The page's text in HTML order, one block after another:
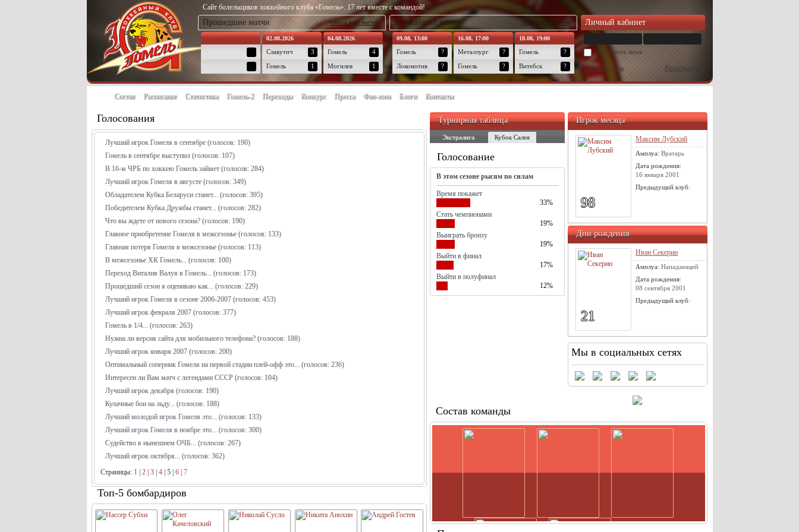
Сайт болельщиков хоккейного клуба «Гомель». 17 лет вместе с командой!
Прошедшие матчи список всех матчей
02.08.2026
Славутич
3
Гомель
1
04.08.2026
Гомель
4
Могилев
1
Ближайшие матчи список всех матчей
09.08, 13:00
Гомель
?
Локомотив
?
16.08, 17:00
Металлург
?
Гомель
?
18.08, 19:00
Гомель
?
Витебск
?
Личный кабинет
Запомнить меня
Забыл пароль Регистрация
Состав Расписание Статистика Гомель-2 Переходы Конкурс Пресса Фан-зона Блоги Контакты
Голосования
Лучший игрок Гомеля в сентябре (голосов: 190)
Гомель в сентябре выступил (голосов: 107)
В 16-м ЧРБ по хоккею Гомель займет (голосов: 284)
Лучший игрок Гомеля в августе (голосов: 349)
Обладателем Кубка Беларуси станет... (голосов: 395)
Победителем Кубка Дружбы станет... (голосов: 282)
Что вы ждете от нового сезона? (голосов: 190)
Главное приобретение Гомеля в межсезонье (голосов: 133)
Главная потеря Гомеля в межсезонье (голосов: 113)
В межсезонье ХК Гомель... (голосов: 100)
Переход Виталия Валуя в Гомель... (голосов: 173)
Прошедший сезон я оцениваю как... (голосов: 229)
Лучший игрок Гомеля в сезоне 2006-2007 (голосов: 453)
Лучший игрок февраля 2007 (голосов: 377)
Гомель в 1/4... (голосов: 263)
Нужна ли версия сайта для мобильного телефона? (голосов: 188)
Лучший игрок января 2007 (голосов: 200)
Оптимальный соперник Гомеля на первой стадии плей-офф это... (голосов: 236)
Интересен ли Вам матч с легендами СССР (голосов: 104)
Лучший игрок декабря (голосов: 190)
Кулачные бои на льду... (голосов: 188)
Лучший молодой игрок Гомеля это... (голосов: 133)
Лучший игрок Гомеля в ноябре это... (голосов: 300)
Судейство в нынешнем ОЧБ... (голосов: 267)
Лучший игрок октября... (голосов: 362)
Страницы: 1 2| 3| 4| 5| 6| 7
Топ-5 бомбардиров
Турнирная таблица
Экстралига Кубок Салея
Голосование
В этом сезоне рысям по силам
Время покажет
33%
Стать чемпионами
19%
Выиграть бронзу
19%
Выйти в финал
17%
Выйти в полуфинал
12%
Игрок месяца
98
Максим Лубский
Амплуа:Вратарь
Дата рождения:
16 января 2001
Предыдущий клуб:
Дни рождения
21
Иван Секерин
Амплуа:Нападающий
Дата рождения:
08 сентября 2001
Предыдущий клуб:
Мы в социальных сетях
Состав команды